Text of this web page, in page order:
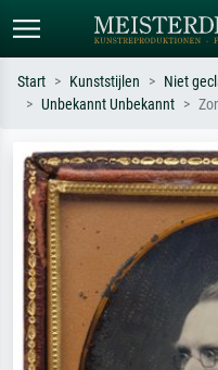
Zoek op kunstenaar, titel of stijl –
Monet, Sterrennacht,
Hokusai-golf, naakt.
Start Kunststijlen
Niet
Unbekannt Unbekannt